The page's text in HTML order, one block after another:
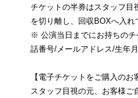
チケットの半券はスタッフ目
を切り離し、回収BOXへ入れ
※ 公演当日までにお持ちの
話番号/メールアドレス/生年
【電子チケットをご購入のお
スタッフ目視の元、お客様ご